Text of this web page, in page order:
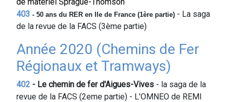
403 - 50 ans du RER en Ile de France (1ère partie) - La saga
de la revue de la FACS (3ème partie)
Année 2020 (Chemins de Fer
Régionaux et Tramways)
402 - Le chemin de fer d'Aigues-Vives - la saga de la
revue de la FACS (2eme partie) - L'OMNEO de REMI